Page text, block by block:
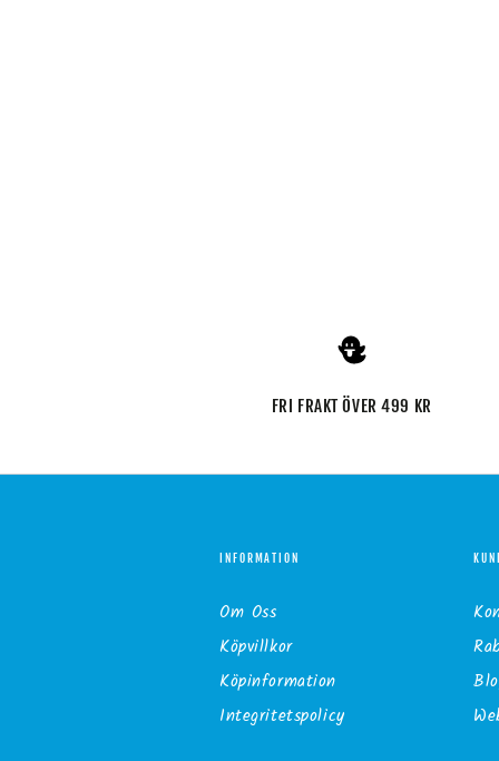
FRI FRAKT ÖVER 499 KR
INFORMATION
Om Oss
Köpvillkor
Köpinformation
Integritetspolicy